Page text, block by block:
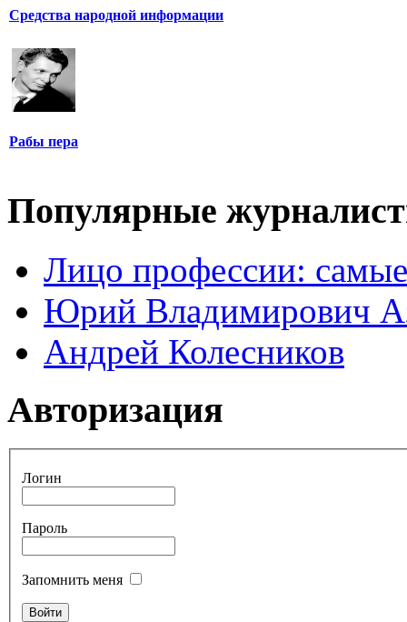
Средства народной информации
Рабы пера
Популярные
Лицо профессии:
Юрий Владимирович
Андрей Колесников
Авторизация
Логин
Пароль
Запомнить меня